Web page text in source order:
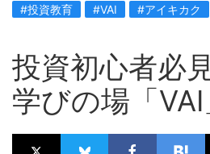
#投資教育 #VAI #アイキカク
投資初心者必
学びの場「